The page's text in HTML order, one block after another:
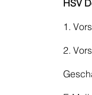
HSV
1.
2.